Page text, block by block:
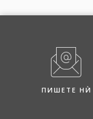
ПИШЕТЕ НЍ